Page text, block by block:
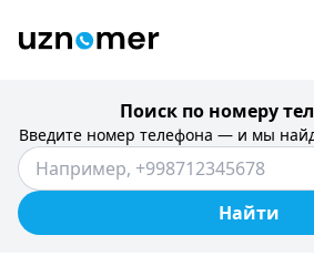
Поиск по номеру
Введите номер телефона — и мы
Найти